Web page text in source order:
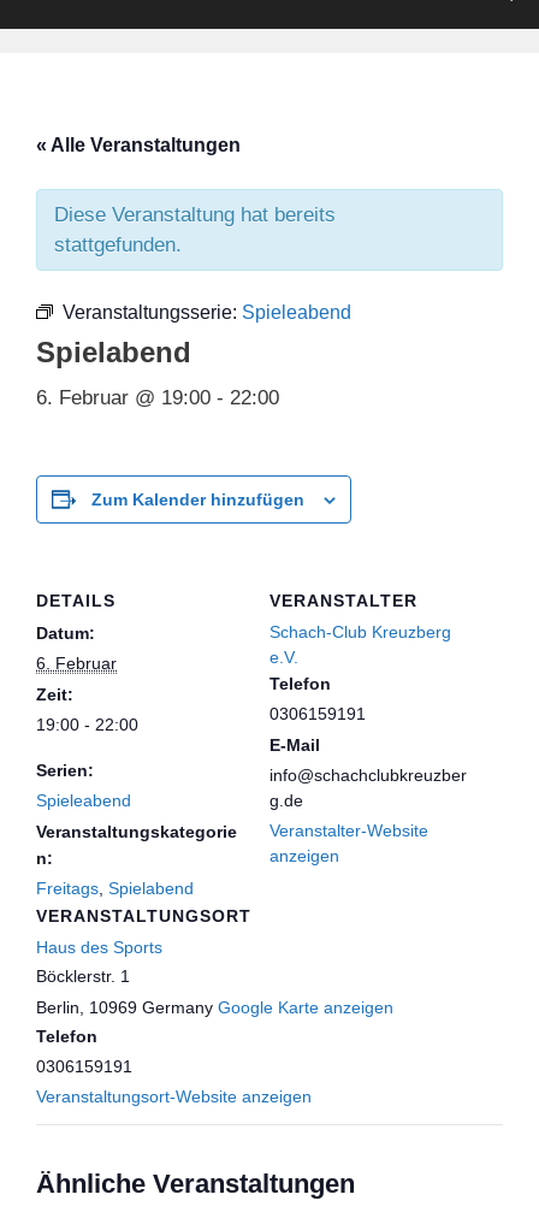
« Alle Veranstaltungen
Diese Veranstaltung hat bereits
stattgefunden.
Veranstaltungsserie: Spieleabend
Spielabend
6. Februar @ 19:00 - 22:00
Zum Kalender hinzufügen
DETAILS
Datum:
6. Februar
Zeit:
19:00 - 22:00
Serien:
Spieleabend
Veranstaltungskategorie
n:
Freitags Spielabend
VERANSTALTUNGSORT
Haus des Sports
Böcklerstr. 1
Berlin
10969 Germany Google Karte anzeigen
Telefon
0306159191
Veranstaltungsort-Website anzeigen
VERANSTALTER
Schach-Club Kreuzberg
e.V.
Telefon
0306159191
E-Mail
info@schachclubkreuzber
g.de
Veranstalter-Website
anzeigen
Ähnliche Veranstaltungen